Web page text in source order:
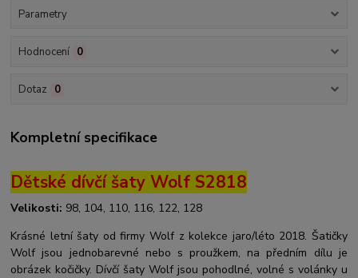
Parametry
Hodnocení 0
Dotaz 0
Kompletní specifikace
Dětské dívčí šaty Wolf S2818
Velikosti: 98, 104, 110, 116, 122, 128
Krásné letní šaty od firmy Wolf z kolekce jaro/léto 2018. Šatičky
Wolf jsou jednobarevné nebo s proužkem, na předním dílu je
obrázek kočičky. Dívčí šaty Wolf jsou pohodlné, volné s volánky u